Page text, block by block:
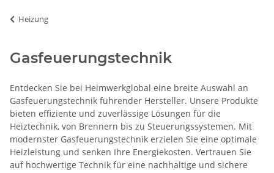
Heizung
Gasfeuerungstechnik
Entdecken Sie bei Heimwerkglobal eine breite Auswahl an
Gasfeuerungstechnik führender Hersteller. Unsere Produkte
bieten effiziente und zuverlässige Lösungen für die
Heiztechnik, von Brennern bis zu Steuerungssystemen. Mit
modernster Gasfeuerungstechnik erzielen Sie eine optimale
Heizleistung und senken Ihre Energiekosten. Vertrauen Sie
auf hochwertige Technik für eine nachhaltige und sichere